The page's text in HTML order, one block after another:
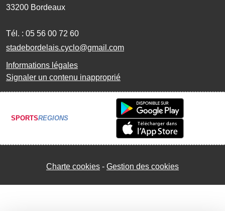
33200 Bordeaux
Tél. : 05 56 00 72 60
stadebordelais.cyclo@gmail.com
Informations légales
Signaler un contenu inapproprié
SPORTSREGIONS
Charte cookies Gestion des cookies